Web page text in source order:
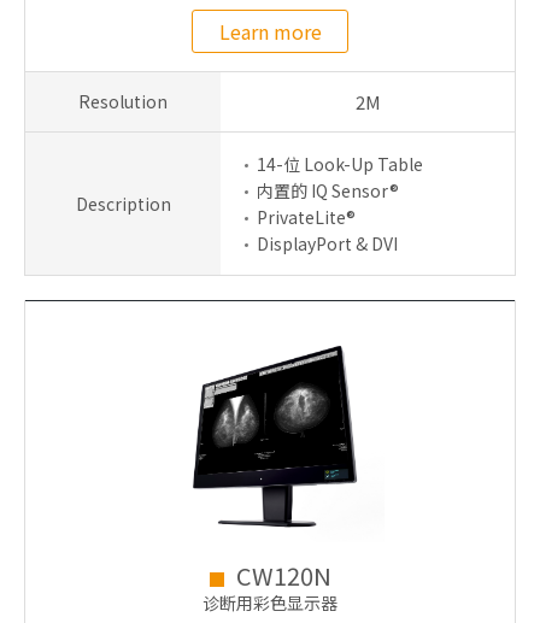
Learn more
Resolution 2M
Description
14-位 Look-Up Table
内置的 IQ Sensor®
PrivateLite®
DisplayPort & DVI
CW120N
诊断用彩色显示器